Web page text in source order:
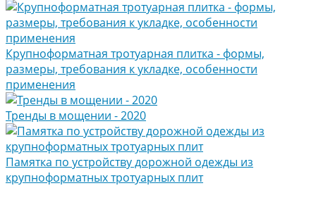
Крупноформатная тротуарная плитка - формы,
размеры, требования к укладке, особенности
применения
Тренды в мощении - 2020
Памятка по устройству дорожной одежды из
крупноформатных тротуарных плит